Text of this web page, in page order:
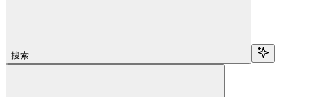
搜索...